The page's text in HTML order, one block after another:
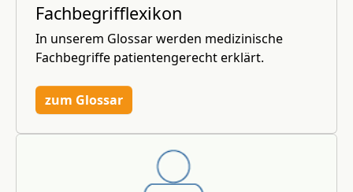
Fachbegrifflexikon
In unserem Glossar werden medizinische
Fachbegriffe patientengerecht erklärt.
zum Glossar